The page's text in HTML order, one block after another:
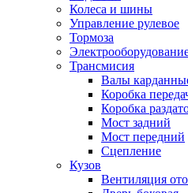
Колеса и шины
Управление рулевое
Тормоза
Трансмисия
Валы
Коробка
Коробка
Мост задний
Мост передний
Сцепление
Кузов
Вентиляция